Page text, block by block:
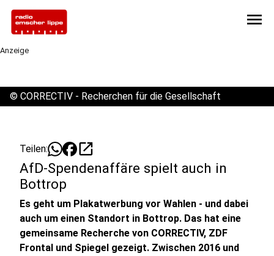
menu
Anzeige
© CORRECTIV - Recherchen für die Gesellschaft
Teilen: open_in_new
AfD-Spendenaffäre spielt auch in
Bottrop
Es geht um Plakatwerbung vor Wahlen - und dabei
auch um einen Standort in Bottrop. Das hat eine
gemeinsame Recherche von CORRECTIV, ZDF
Frontal und Spiegel gezeigt. Zwischen 2016 und